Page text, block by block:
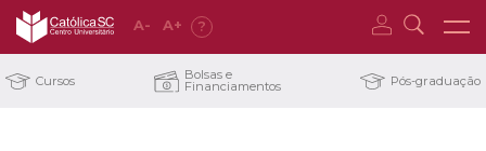
A- A+ ?
Cursos Bolsas e
Financiamentos Pós-graduação